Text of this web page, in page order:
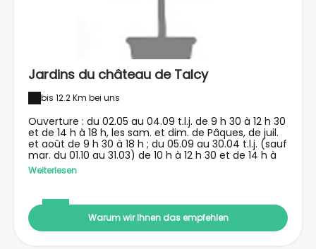
Jardins du château de Talcy
bis 12.2 Km bei uns
Ouverture : du 02.05 au 04.09 t.l.j. de 9 h 30 à 12 h 30
et de 14 h à 18 h, les sam. et dim. de Pâques, de juil.
et août de 9 h 30 à 18 h ; du 05.09 au 30.04 t.l.j. (sauf
mar. du 01.10 au 31.03) de 10 h à 12 h 30 et de 14 h à
17 h. Dernier accès 30 mn avant. Fermé les 01.01,
01.05 et 25.12. Groupes sur R.V. Tarifs : 5 €, jeunes de
personnes 4,20 € par personne.Localisation : 25 km
au N.-E. de Blois, 45 km au S.-O. d’Orléans, par A 10
sortie « Mer-Chambord » puis D 112 et D 15 à Mer vers
Talcy.Proprietaires : Etat, centre des monuments
Weiterlesen
Warum wir Ihnen das empfehlen